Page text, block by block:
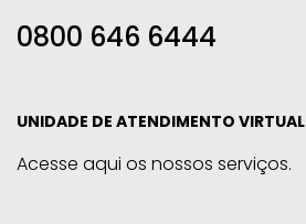
0800 646 6444
UNIDADE DE ATENDIMENTO VIRTUAL
Acesse aqui os nossos serviços.